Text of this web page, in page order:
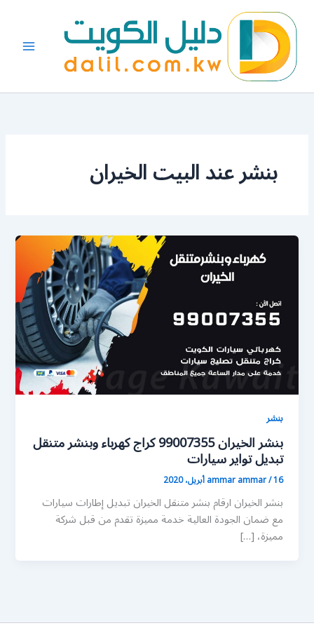
المحتوى
بنشر عند البيت الخيران
بنشر
بنشر الخيران 99007355 كراج كهرباء وبنشر متنقل
تبديل تواير سيارات
ammar ammar/16 أبريل، 2020
بنشر الخيران ارقام بنشر متنقل الخيران تبديل إطارات سيارات
مع ضمان الجودة العالية خدمة مميزة تقدم من قبل شركة
مميزة، […]